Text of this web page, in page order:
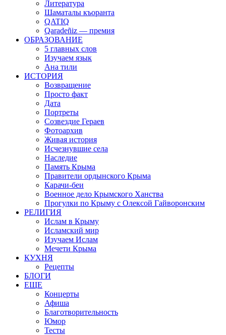
Литература
Шаматалы къоранта
QATIQ
Qaradeñiz — премия
ОБРАЗОВАНИЕ
5 главных слов
Изучаем язык
Ана тили
ИСТОРИЯ
Возвращение
Просто факт
Дата
Портреты
Созвездие Гераев
Фотоархив
Живая история
Исчезнувшие села
Наследие
Память Крыма
Правители ордынского Крыма
Карачи-беи
Военное дело Крымского Ханства
Прогулки по Крыму с Олексой Гайворонским
РЕЛИГИЯ
Ислам в Крыму
Исламский мир
Изучаем Ислам
Мечети Крыма
КУХНЯ
Рецепты
БЛОГИ
ЕЩЕ
Концерты
Афиша
Благотворительность
Юмор
Тесты